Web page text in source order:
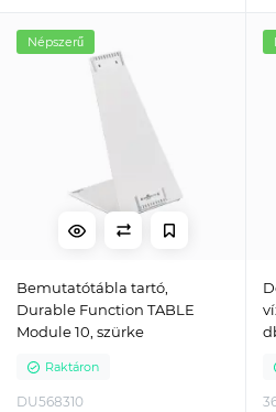
Népszerű
Bemutatótábla tartó,
Durable Function TABLE
Module 10, szürke
Raktáron
DU568310